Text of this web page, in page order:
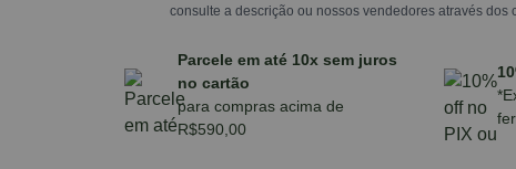
consulte a descrição ou nossos vendedores através
Parcele em até 10x sem juros
no cartão
para compras acima de
R$590,00